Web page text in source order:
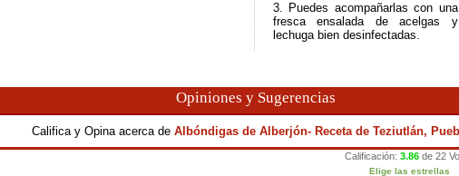
3. Puedes acompañarlas con una
fresca ensalada de acelgas y
lechuga bien desinfectadas.
Opiniones y Sugerencias
Califica y Opina acerca de Albóndigas de Alberjón- Receta de Teziutlán,